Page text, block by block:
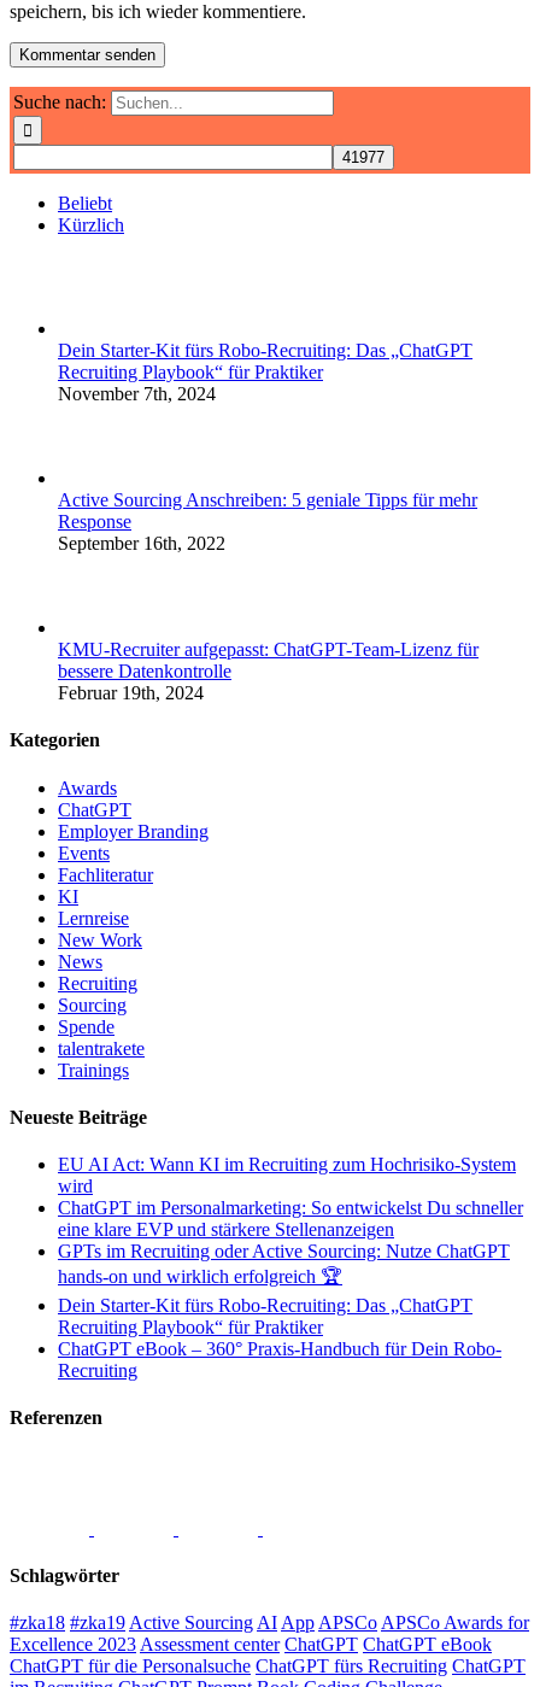
speichern, bis ich wieder kommentiere.
Suche nach:
Beliebt
Kürzlich
Dein Starter-Kit fürs Robo-Recruiting: Das „ChatGPT
Recruiting Playbook“ für Praktiker
November 7th, 2024
Active Sourcing Anschreiben: 5 geniale Tipps für mehr
Response
September 16th, 2022
KMU-Recruiter aufgepasst: ChatGPT-Team-Lizenz für
bessere Datenkontrolle
Februar 19th, 2024
Kategorien
Awards
ChatGPT
Employer Branding
Events
Fachliteratur
KI
Lernreise
New Work
News
Recruiting
Sourcing
Spende
talentrakete
Trainings
Neueste Beiträge
EU AI Act: Wann KI im Recruiting zum Hochrisiko-System
wird
ChatGPT im Personalmarketing: So entwickelst Du schneller
eine klare EVP und stärkere Stellenanzeigen
GPTs im Recruiting oder Active Sourcing: Nutze ChatGPT
hands-on und wirklich erfolgreich 🏆
Dein Starter-Kit fürs Robo-Recruiting: Das „ChatGPT
Recruiting Playbook“ für Praktiker
ChatGPT eBook – 360° Praxis-Handbuch für Dein Robo-
Recruiting
Referenzen
Schlagwörter
#zka18 #zka19 Active Sourcing AI App APSCo APSCo Awards for
Excellence 2023 Assessment center ChatGPT ChatGPT eBook
ChatGPT für die Personalsuche ChatGPT fürs Recruiting ChatGPT